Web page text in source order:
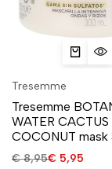
Tresemme
Tresemme
WATER CACTUS
COCONUT mask
€8,95€ 5,95